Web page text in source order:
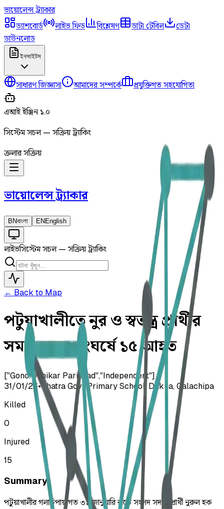
ভায়োলেন্সট্র্যাকার
ড্যাশবোর্ড
লাইভ ফিড বিশ্লেষণ ডাটা টেবিল
ডেটা
ডাউনলোড
ইনসাইটস
সাধারণ জিজ্ঞাসা আমাদের সম্পর্কে প্রযুক্তিগত সহযোগিতা
এআই ইঞ্জিন ১.০
সিস্টেম সচল — সক্রিয় ট্র্যাকিং
ক্রলার সক্রিয়
ভায়োলেন্সট্র্যাকার
BNবাংলা EN English
লাইভসিস্টেম সচল — সক্রিয় ট্র্যাকিং
← Back to Map
পটুয়াখালীতে নুর ও স্বতন্ত্র প্রার্থীর
সমর্থকদের সংঘর্ষে ১৫ আহত
["Gono Odhikar Parishad","Independent"]
31/01/26•Chatra Govt Primary School, Dakua, Galachipa
Killed
0
Injured
15
Summary
পটুয়াখালীর গলাচিপায় গত ৩১ জানুয়ারি রাতে সংসদ সদস্য প্রার্থী নুরুল হক